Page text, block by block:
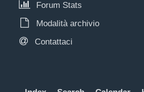
Forum Stats
Modalità archivio
Contattaci